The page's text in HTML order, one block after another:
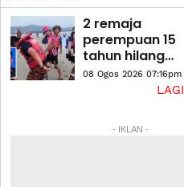
2 remaja
perempuan 15
tahun hilang
ketika berkelah:
08 Ogos 2026 07:16pm
LAGI
- IKLAN -